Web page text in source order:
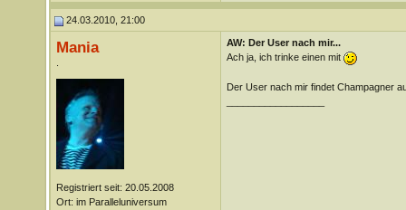
24.03.2010, 21:00
Mania
Registriert seit: 20.05.2008
Ort: im Paralleluniversum
AW: Der User nach mir...
Ach ja, ich trinke einen mit
Der User nach mir findet Champagner